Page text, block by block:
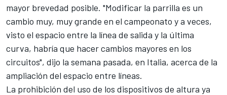
mayor brevedad posible. "Modificar la parrilla es un
cambio muy, muy grande en el campeonato y a veces,
visto el espacio entre la línea de salida y la última
curva, habría que hacer cambios mayores en los
circuitos", dijo la semana pasada, en Italia, acerca de la
ampliación del espacio entre líneas.
La prohibición del uso de los dispositivos de altura ya